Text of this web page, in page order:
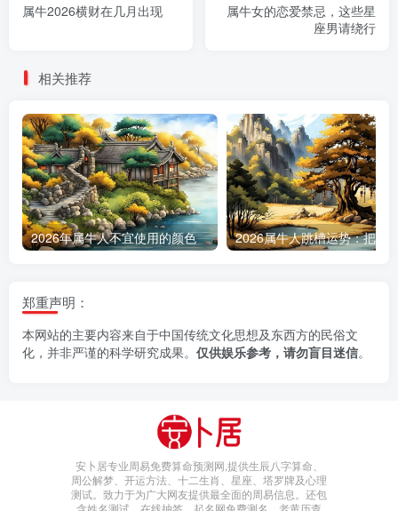
属牛2026横财在几月出现
属牛女的恋爱禁忌，这些星
座男请绕行
相关推荐
2026年属牛人不宜使用的颜色
郑重声明：
本网站的主要内容来自于中国传统文化思想及东西方的民俗文
化，并非严谨的科学研究成果。 仅供娱乐参考，请勿盲目迷信。
安卜居专业周易免费算命预测网,提供生辰八字算命、
周公解梦、开运方法、十二生肖、星座、塔罗牌及心理
测试。致力于为广大网友提供最全面的周易信息。还包
含姓名测试，在线抽签，起名网免费测名，老黄历查